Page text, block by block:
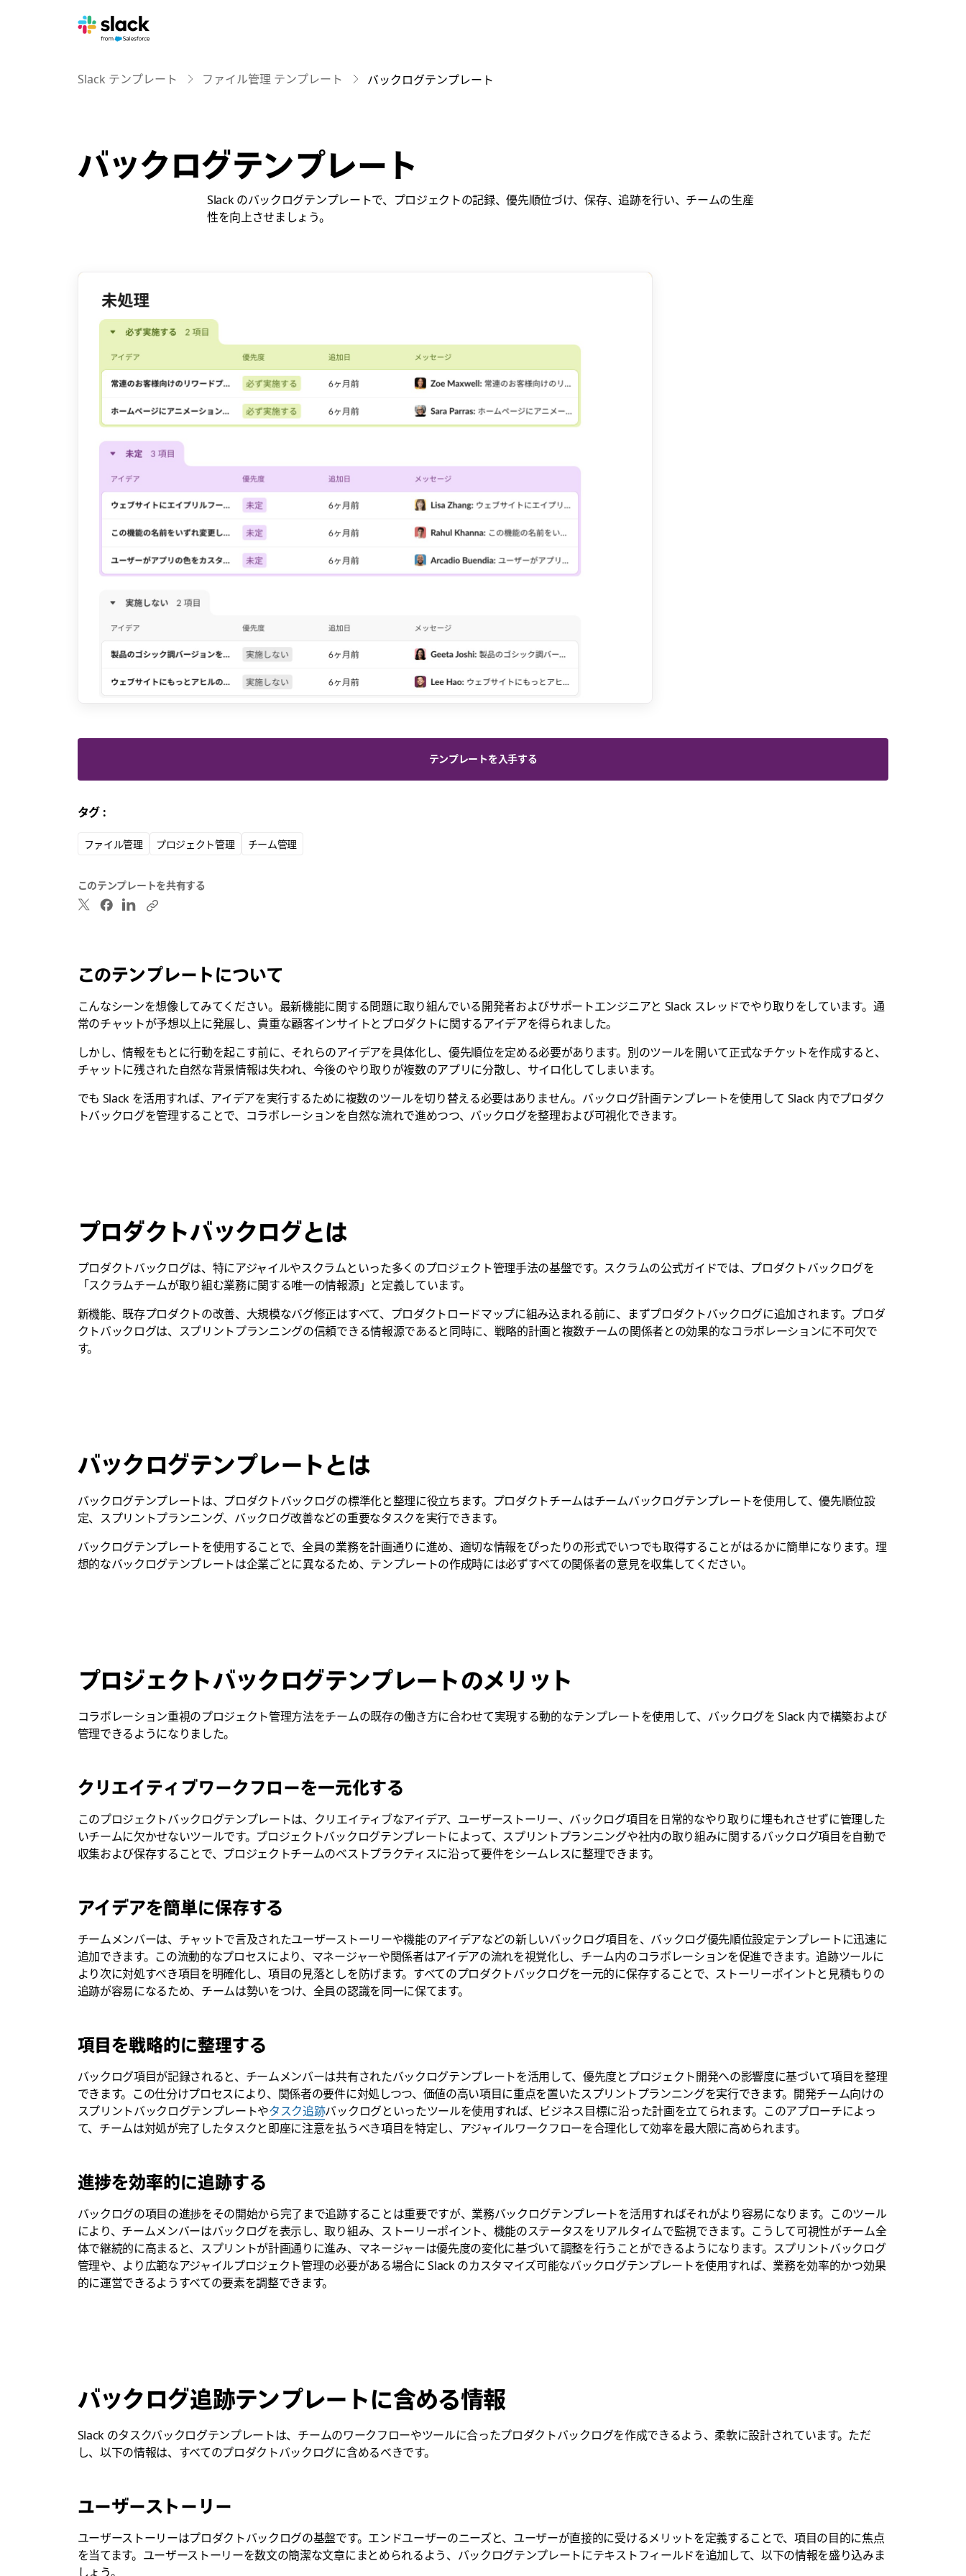
Slack テンプレート ファイル管理 テンプレート バックログテンプレート
バックログテンプレート
Slack のバックログテンプレートで、プロジェクトの記録、優先順位づけ、保存、追跡を行い、チームの生産
性を向上させましょう。
テンプレートを入手する
タグ :
ファイル管理 プロジェクト管理 チーム管理
このテンプレートを共有する
このテンプレートについて
こんなシーンを想像してみてください。最新機能に関する問題に取り組んでいる開発者およびサポートエンジニアと Slack スレッドでやり取りをしています。通
常のチャットが予想以上に発展し、貴重な顧客インサイトとプロダクトに関するアイデアを得られました。
しかし、情報をもとに行動を起こす前に、それらのアイデアを具体化し、優先順位を定める必要があります。別のツールを開いて正式なチケットを作成すると、
チャットに残された自然な背景情報は失われ、今後のやり取りが複数のアプリに分散し、サイロ化してしまいます。
でも Slack を活用すれば、アイデアを実行するために複数のツールを切り替える必要はありません。バックログ計画テンプレートを使用して Slack 内でプロダク
トバックログを管理することで、コラボレーションを自然な流れで進めつつ、バックログを整理および可視化できます。
プロダクトバックログとは
プロダクトバックログは、特にアジャイルやスクラムといった多くのプロジェクト管理手法の基盤です。スクラムの公式ガイドでは、プロダクトバックログを
「スクラムチームが取り組む業務に関する唯一の情報源」と定義しています。
新機能、既存プロダクトの改善、大規模なバグ修正はすべて、プロダクトロードマップに組み込まれる前に、まずプロダクトバックログに追加されます。プロダ
クトバックログは、スプリントプランニングの信頼できる情報源であると同時に、戦略的計画と複数チームの関係者との効果的なコラボレーションに不可欠で
す。
バックログテンプレートとは
バックログテンプレートは、プロダクトバックログの標準化と整理に役立ちます。プロダクトチームはチームバックログテンプレートを使用して、優先順位設
定、スプリントプランニング、バックログ改善などの重要なタスクを実行できます。
バックログテンプレートを使用することで、全員の業務を計画通りに進め、適切な情報をぴったりの形式でいつでも取得することがはるかに簡単になります。理
想的なバックログテンプレートは企業ごとに異なるため、テンプレートの作成時には必ずすべての関係者の意見を収集してください。
プロジェクトバックログテンプレートのメリット
コラボレーション重視のプロジェクト管理方法をチームの既存の働き方に合わせて実現する動的なテンプレートを使用して、バックログを Slack 内で構築および
管理できるようになりました。
クリエイティブワークフローを一元化する
このプロジェクトバックログテンプレートは、クリエイティブなアイデア、ユーザーストーリー、バックログ項目を日常的なやり取りに埋もれさせずに管理した
いチームに欠かせないツールです。プロジェクトバックログテンプレートによって、スプリントプランニングや社内の取り組みに関するバックログ項目を自動で
収集および保存することで、 プロジェクトチームのベストプラクティスに沿って要件をシームレスに整理できます。
アイデアを簡単に保存する
チームメンバーは、チャットで言及されたユーザーストーリーや機能のアイデアなどの新しいバックログ項目を、バックログ優先順位設定テンプレートに迅速に
追加できます。この流動的なプロセスにより、マネージャーや関係者はアイデアの流れを視覚化し、チーム内のコラボレーションを促進できます。追跡ツールに
より次に対処すべき項目を明確化し、項目の見落としを防げます。すべてのプロダクトバックログを一元的に保存することで、ストーリーポイントと見積もりの
追跡が容易になるため、チームは勢いをつけ、全員の認識を同一に保てます。
項目を戦略的に整理する
バックログ項目が記録されると、チームメンバーは共有されたバックログテンプレートを活用して、優先度とプロジェクト開発への影響度に基づいて項目を整理
できます。この仕分けプロセスにより、関係者の要件に対処しつつ、価値の高い項目に重点を置いたスプリントプランニングを実行できます。開発チーム向けの
スプリントバックログテンプレートやタスク追跡バックログといったツールを使用すれば、ビジネス目標に沿った計画を立てられます。このアプローチによっ
て、チームは対処が完了したタスクと即座に注意を払うべき項目を特定し、アジャイルワークフローを合理化して効率を最大限に高められます。
進捗を効率的に追跡する
バックログの項目の進捗をその開始から完了まで追跡することは重要ですが、業務バックログテンプレートを活用すればそれがより容易になります。このツール
により、チームメンバーはバックログを表示し、取り組み、ストーリーポイント、機能のステータスをリアルタイムで監視できます。こうして可視性がチーム全
体で継続的に高まると、スプリントが計画通りに進み、マネージャーは優先度の変化に基づいて調整を行うことができるようになります。スプリントバックログ
管理や、より広範なアジャイルプロジェクト管理の必要がある場合に Slack のカスタマイズ可能なバックログテンプレートを使用すれば、業務を効率的かつ効果
的に運営できるようすべての要素を調整できます。
バックログ追跡テンプレートに含める情報
Slack のタスクバックログテンプレートは、チームのワークフローやツールに合ったプロダクトバックログを作成できるよう、柔軟に設計されています。ただ
し、以下の情報は、すべてのプロダクトバックログに含めるべきです。
ユーザーストーリー
ユーザーストーリーはプロダクトバックログの基盤です。エンドユーザーのニーズと、ユーザーが直接的に受けるメリットを定義することで、項目の目的に焦点
を当てます。ユーザーストーリーを数文の簡潔な文章にまとめられるよう、バックログテンプレートにテキストフィールドを追加して、以下の情報を盛り込みま
しょう。